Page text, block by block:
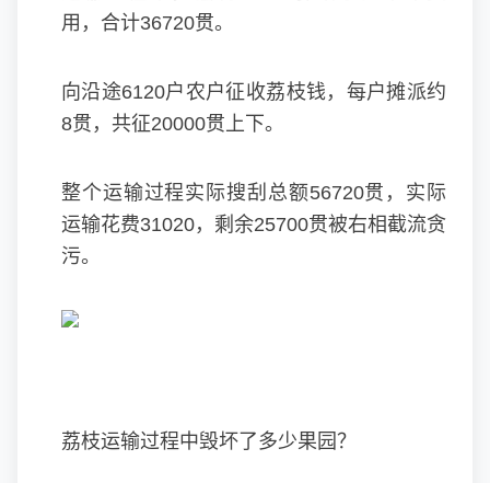
用，合计36720贯。
向沿途6120户农户征收荔枝钱，每户摊派约
8贯，共征20000贯上下。
整个运输过程实际搜刮总额56720贯，实际
运输花费31020，剩余25700贯被右相截流贪
污。
荔枝运输过程中毁坏了多少果园？